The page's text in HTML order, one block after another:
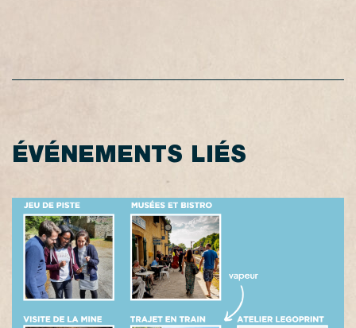
ÉVÉNEMENTS LIÉS